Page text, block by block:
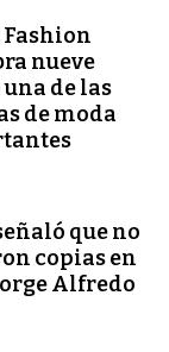
nueve
de las
de moda
que no
copias en
Alfredo